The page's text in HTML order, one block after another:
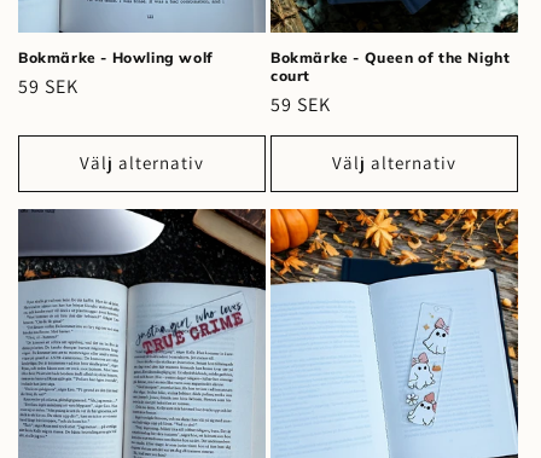
Bokmärke - Howling wolf
Ordinarie
59 SEK
Välj alternativ
Bokmärke - Queen of the Night
court
Ordinarie
pris
59 SEK
Välj alternativ